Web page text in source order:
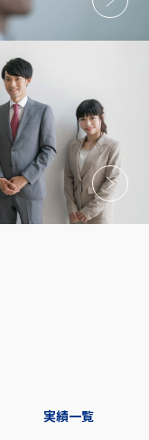
実績一覧